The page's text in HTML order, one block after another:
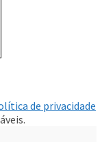
de privacidade